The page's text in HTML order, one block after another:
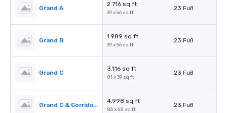
Grand A
2.716 sq ft
39 x 56 sq ft
23 Fuß
Grand B
1.989 sq ft
39 x 56 sq ft
23 Fuß
Grand C
3.116 sq ft
81 x 39 sq ft
23 Fuß
Grand C & Corridors
4.998 sq ft
86 x 68 sq ft
23 Fuß